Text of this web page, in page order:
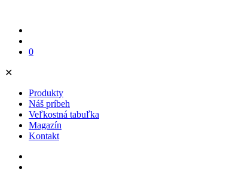
0
✕
Produkty
Náš príbeh
Veľkostná tabuľka
Magazín
Kontakt